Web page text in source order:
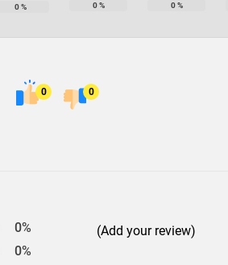
0% 0% 0%
0 0
0%
0%
(Add your review)